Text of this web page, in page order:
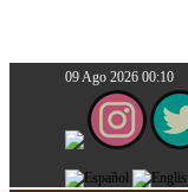
09 Ago 2026 00:10